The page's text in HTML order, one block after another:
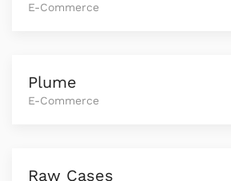
E-Commerce
Plume
E-Commerce
Raw Cases